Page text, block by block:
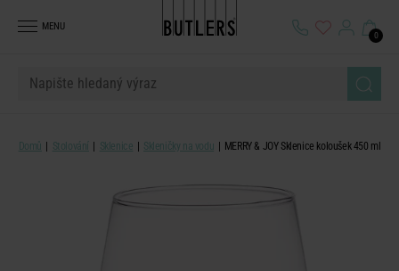
MENU
0
Domů Stolování Sklenice Skleničky na vodu MERRY & JOY Sklenice koloušek 450 ml